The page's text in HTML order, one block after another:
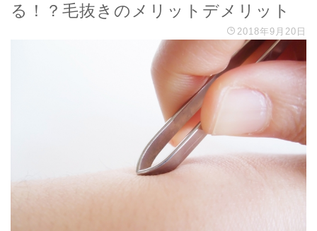
る！？毛抜きのメリットデメリット
2018年9月20日